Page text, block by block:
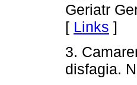
Geriatr
[ Links ]
3.
disfagia.